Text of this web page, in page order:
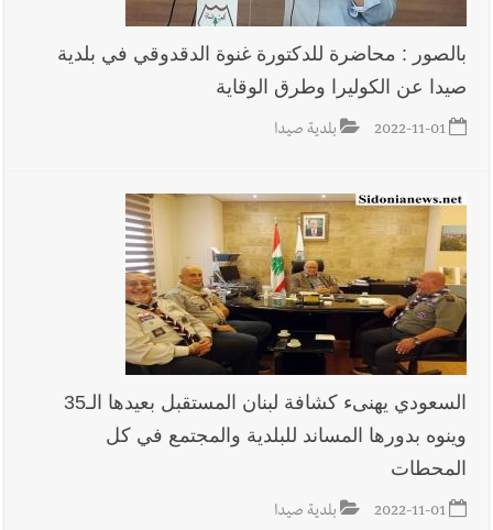
بالصور : محاضرة للدكتورة غنوة الدقدوقي في بلدية
صيدا عن الكوليرا وطرق الوقاية
2022-11-01 بلدية صيدا
السعودي يهنىء كشافة لبنان المستقبل بعيدها الـ35
وينوه بدورها المساند للبلدية والمجتمع في كل
المحطات
2022-11-01 بلدية صيدا